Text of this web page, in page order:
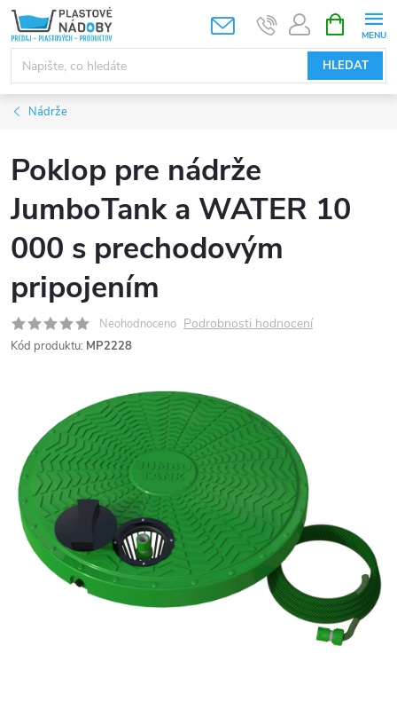
Přejít
na
obsah
HLEDAT
NÁKUPNÍ
KOŠÍK
Nádrže
Poklop pre nádrže
JumboTank a WATER 10
000 s prechodovým
pripojením
Neohodnoceno Podrobnosti hodnocení
Kód produktu: MP2228